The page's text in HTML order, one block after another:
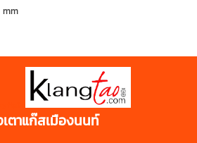
mm
ตาแก๊สเมืองนนท์